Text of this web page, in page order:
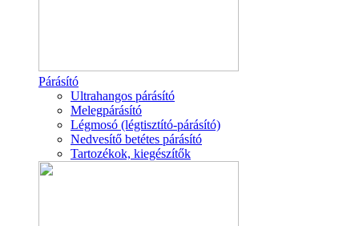
Párásító
Ultrahangos párásító
Melegpárásító
Légmosó (légtisztító-párásító)
Nedvesítő betétes párásító
Tartozékok, kiegészítők